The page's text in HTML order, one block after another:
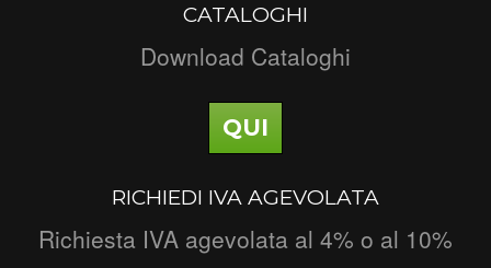
CATALOGHI
Download Cataloghi
QUI
RICHIEDI IVA AGEVOLATA
Richiesta IVA agevolata al 4% o al 10%